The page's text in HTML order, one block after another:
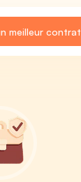
meilleur contrat